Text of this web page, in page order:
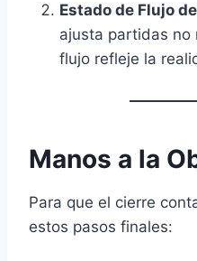
Estado de Flujo
ajusta partidas no
flujo refleje la
Manos a la
Para que el cierre
estos pasos finales: